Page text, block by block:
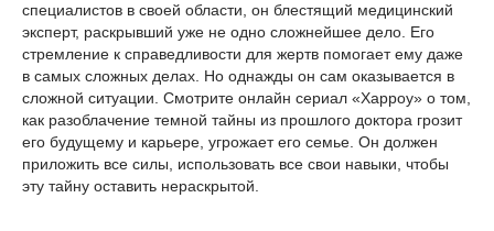
специалистов в своей области, он блестящий медицинский
эксперт, раскрывший уже не одно сложнейшее дело. Его
стремление к справедливости для жертв помогает ему даже
в самых сложных делах. Но однажды он сам оказывается в
сложной ситуации. Смотрите онлайн сериал «Харроу» о том,
как разоблачение темной тайны из прошлого доктора грозит
его будущему и карьере, угрожает его семье. Он должен
приложить все силы, использовать все свои навыки, чтобы
эту тайну оставить нераскрытой.